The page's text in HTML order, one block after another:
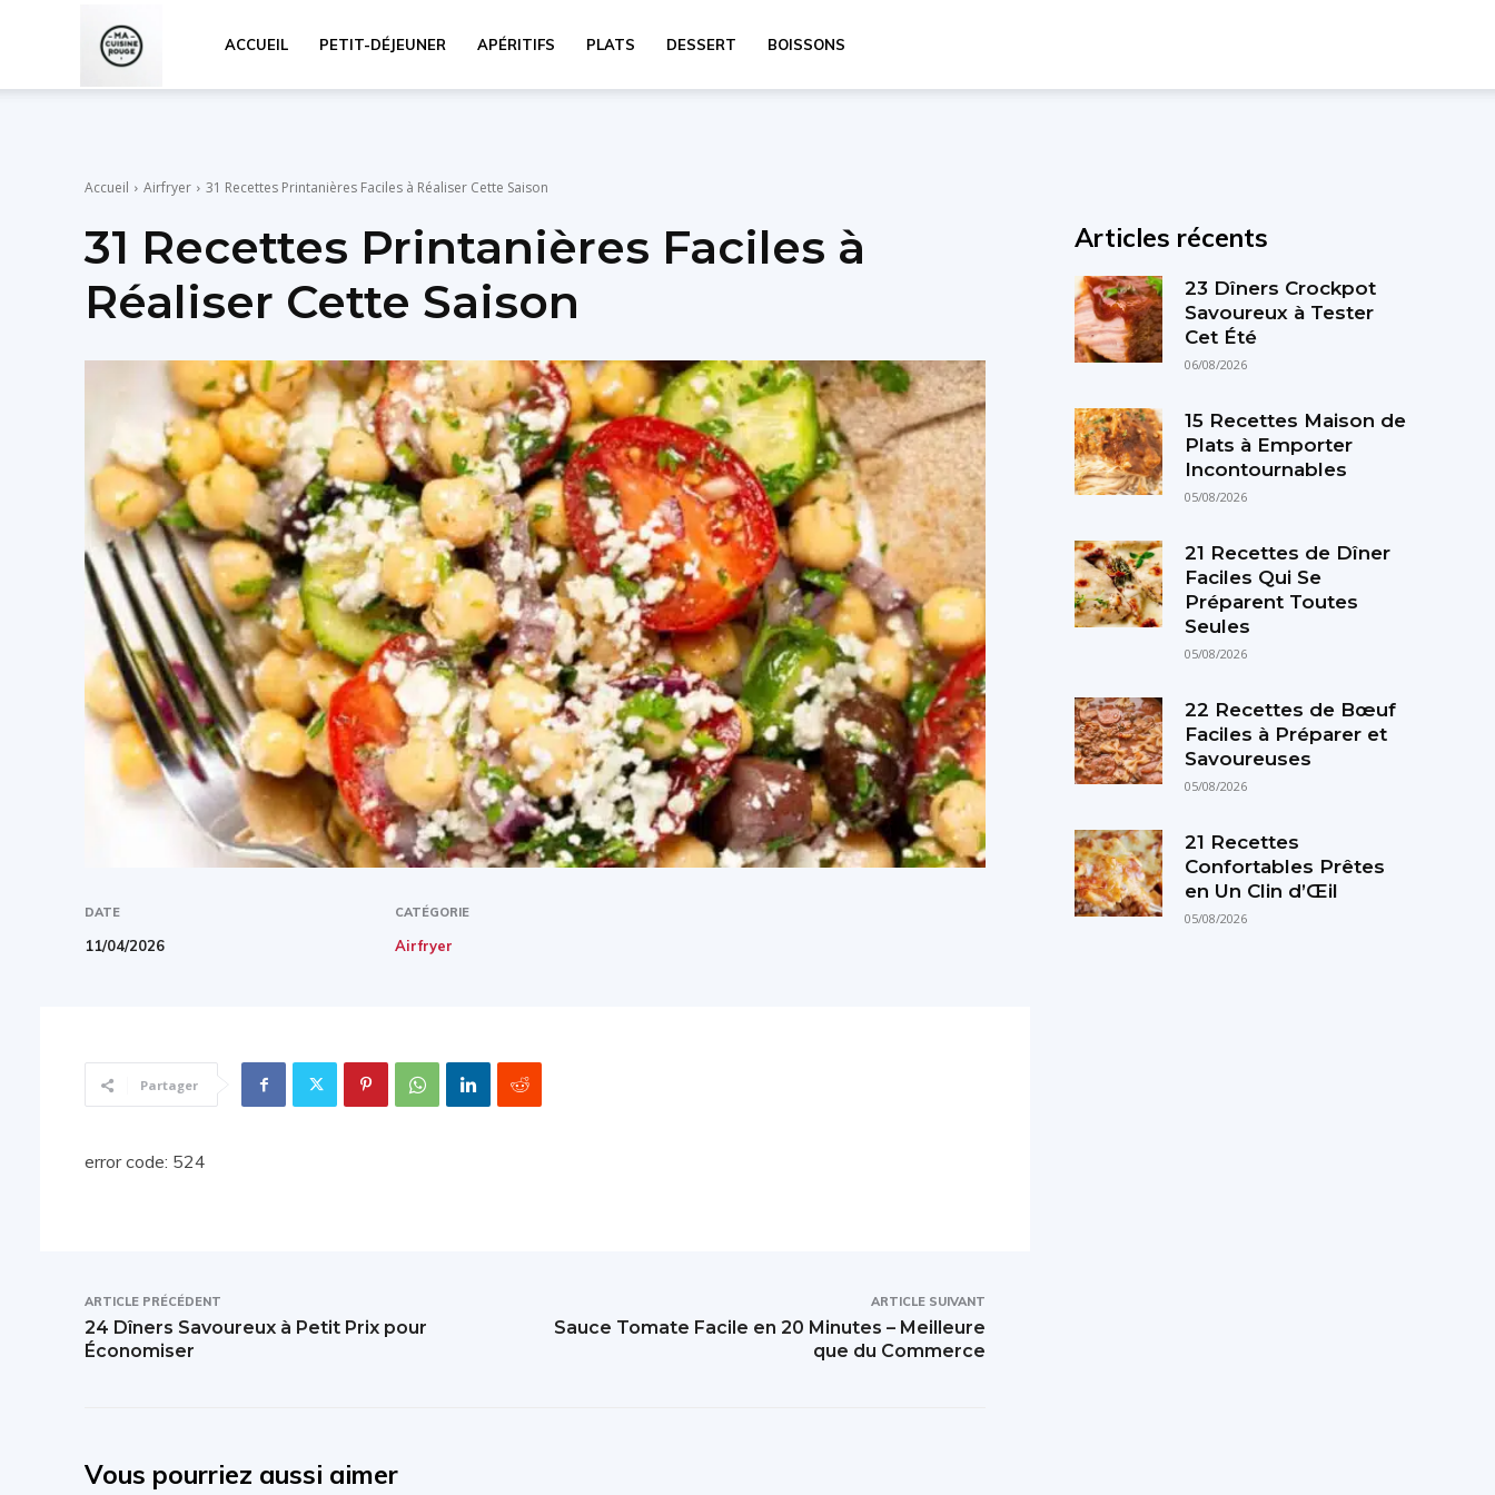
ACCUEIL PETIT-DÉJEUNER APÉRITIFS PLATS DESSERT BOISSONS
Accueil Airfryer 31 Recettes Printanières Faciles à Réaliser Cette Saison
31 Recettes Printanières Faciles à
Réaliser Cette Saison
DATE
11/04/2026
CATÉGORIE
Airfryer
Partager
error code: 524
ARTICLE PRÉCÉDENT
24 Dîners Savoureux à Petit Prix pour
Économiser
ARTICLE SUIVANT
Sauce Tomate Facile en 20 Minutes – Meilleure
que du Commerce
Vous pourriez aussi aimer
Articles récents
23 Dîners Crockpot
Savoureux à Tester
Cet Été
06/08/2026
15 Recettes Maison de
Plats à Emporter
Incontournables
05/08/2026
21 Recettes de Dîner
Faciles Qui Se
Préparent Toutes
Seules
05/08/2026
22 Recettes de Bœuf
Faciles à Préparer et
Savoureuses
05/08/2026
21 Recettes
Confortables Prêtes
en Un Clin d’Œil
05/08/2026